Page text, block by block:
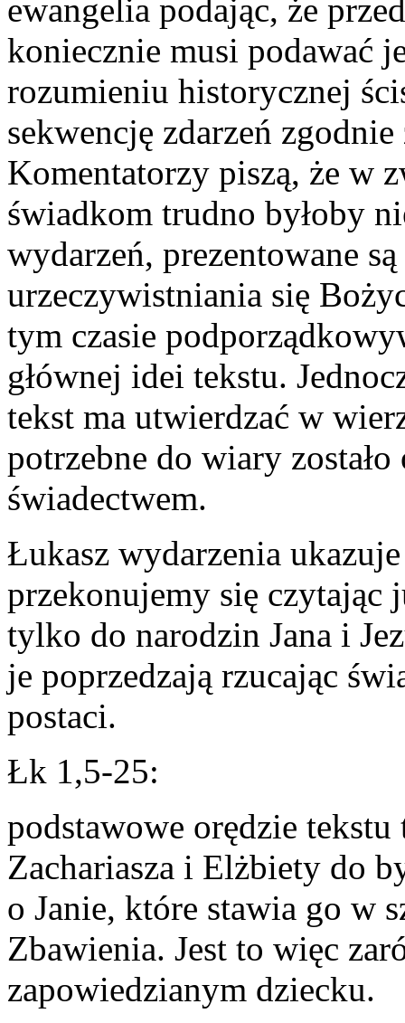
ewangelia podając, że
koniecznie musi podawać
rozumieniu historycznej
sekwencję zdarzeń
Komentatorzy piszą, że w
świadkom trudno byłoby
wydarzeń, prezentowane
urzeczywistniania się
tym czasie
głównej idei tekstu.
tekst ma utwierdzać w
potrzebne do wiary
świadectwem.
Łukasz wydarzenia
przekonujemy się czytając
tylko do narodzin Jana i
je poprzedzają rzucając
postaci.
Łk 1,5-25:
podstawowe orędzie tekstu
Zachariasza i Elżbiety do
o Janie, które stawia go w
Zbawienia. Jest to więc
zapowiedzianym dziecku.